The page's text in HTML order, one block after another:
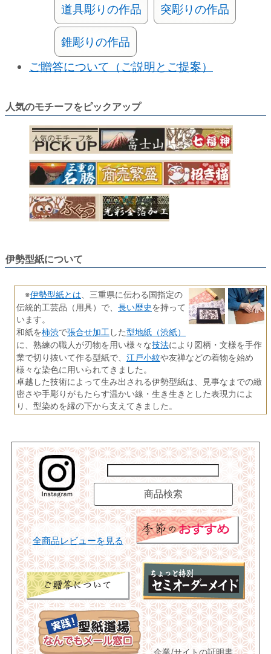
道具彫りの作品 突彫りの作品
錐彫りの作品
ご贈答について（ご説明とご提案）
人気のモチーフをピックアップ
伊勢型紙について
※伊勢型紙とは 、三重県に伝わる国指定の
伝統的工芸品（用具）で、 長い歴史を持って
います。
和紙を柿渋で張合せ加工 した型地紙（渋紙）
に、熟練の職人が刃物を用い様々な技法により図柄・文様を手作
業で切り抜いて作る型紙で、 江戸小紋や友禅などの着物を始め
様々な染色に用いられてきました。
卓越した技術によって生み出される伊勢型紙は、見事なまでの緻
密さや手彫りがもたらす温かい線・生き生きとした表現力によ
り、型染めを縁の下から支えてきました。
全商品レビューを見る
企業/サイトの証明書